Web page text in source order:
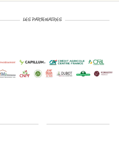
LES PARTENAIRES